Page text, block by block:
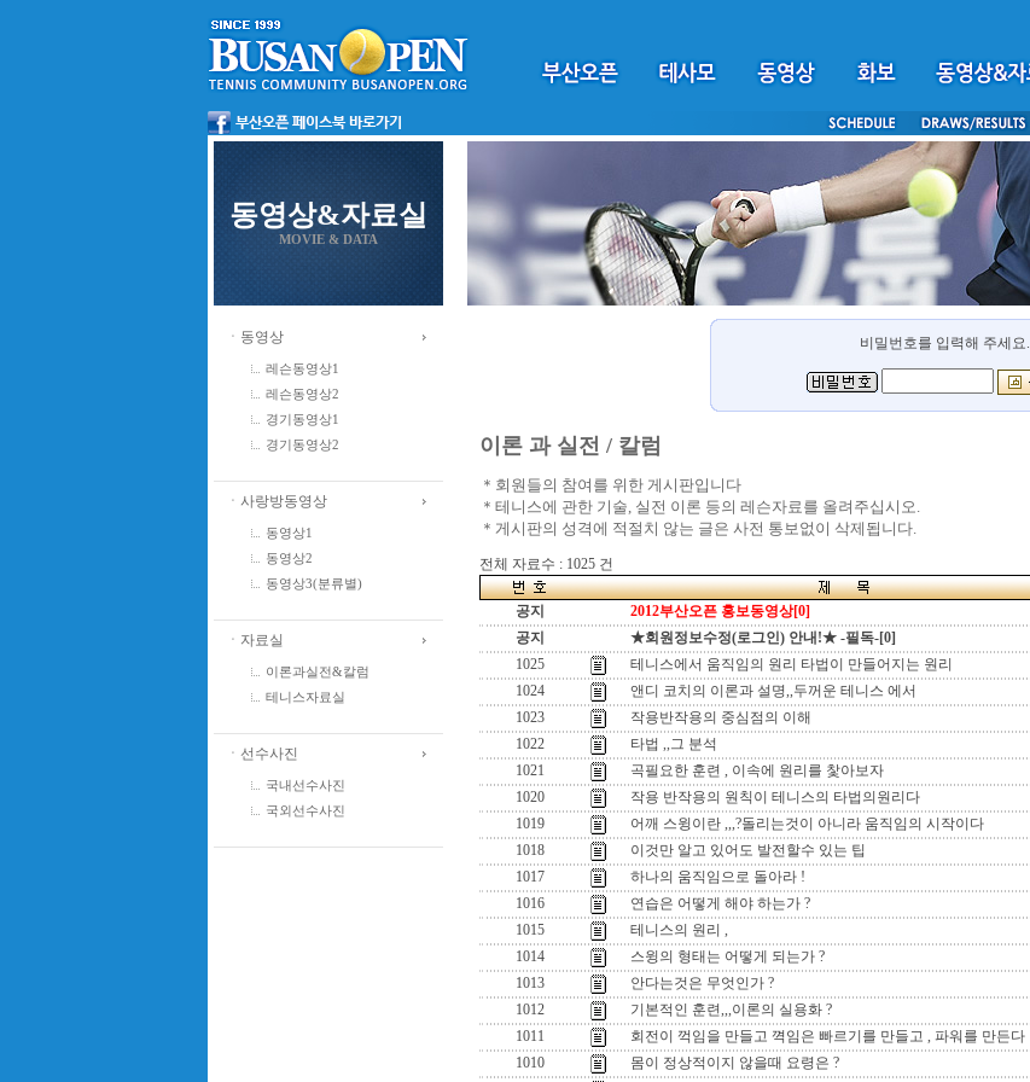
동영상&자료실
MOVIE & DATA
ㆍ동영상
레슨동영상1
레슨동영상2
경기동영상1
경기동영상2
ㆍ사랑방동영상
동영상1
동영상2
동영상3(분류별)
ㆍ자료실
이론과실전&칼럼
테니스자료실
ㆍ선수사진
국내선수사진
국외선수사진
비밀번호를 입력해 주세요.
이론 과 실전 / 칼럼
＊회원들의 참여를 위한 게시판입니다
＊테니스에 관한 기술, 실전 이론 등의 레슨자료를 올려주십시오.
＊게시판의 성격에 적절치 않는 글은 사전 통보없이 삭제됩니다.
전체 자료수 : 1025 건
공지 2012부산오픈 홍보동영상[0]
공지
★회원정보수정(로그인) 안내!★ -필독-[0]
1025
테니스에서 움직임의 원리 타법이 만들어지는 원리
1024
앤디 코치의 이론과 설명,,두꺼운 테니스 에서
1023
작용반작용의 중심점의 이해
1022
타법 ,,그 분석
1021
곡필요한 훈련 , 이속에 원리를 찿아보자
1020
작용 반작용의 원칙이 테니스의 타법의원리다
1019
어깨 스윙이란 ,,,?돌리는것이 아니라 움직임의 시작이다
1018
이것만 알고 있어도 발전할수 있는 팁
1017
하나의 움직임으로 돌아라 !
1016
연습은 어떻게 해야 하는가 ?
1015
테니스의 원리 ,
1014
스윙의 형태는 어떻게 되는가 ?
1013
안다는것은 무엇인가 ?
1012
기본적인 훈련,,,이론의 실용화 ?
1011
회전이 꺽임을 만들고 껵임은 빠르기를 만들고 , 파워를 만든다
1010
몸이 정상적이지 않을때 요령은 ?